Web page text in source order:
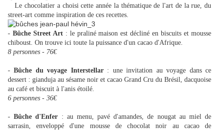
Le chocolatier a choisi cette année la thématique de l'art de la rue, du
street-art comme inspiration de ces recettes.
- Bûche Street Art: le praliné maison est décliné en biscuits et mousse
chiboust. On trouve ici toute la puissance d'un cacao d'Afrique.
8 personnes - 76€
-Bûche du voyage Interstellar: une invitation au voyage dans ce
dessert : gianduja au sésame noir et cacao Grand Cru du Brésil, dacquoise
au café et biscuit à l'anis étoilé.
6 personnes - 36€
-Bûche d'Enfer : au menu, pavé d'amandes, de nougat au miel de
sarrasin, enveloppé d'une mousse de chocolat noir au cacao de